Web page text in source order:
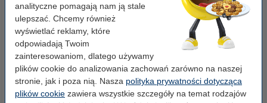
analityczne pomagają nam ją stale
ulepszać. Chcemy również
wyświetlać reklamy, które
odpowiadają Twoim
zainteresowaniom, dlatego używamy
plików cookie do analizowania zachowań zarówno na naszej
stronie, jak i poza nią. Nasza polityka prywatności dotycząca
plików cookie zawiera wszystkie szczegóły na temat rodzajów
Papier ksero A4 80 g/m2 (500
szt.), 123drukuj
23,00 zł z VAT
Papier ksero A4 80 g/m2 (2500
110,00 zł z VAT